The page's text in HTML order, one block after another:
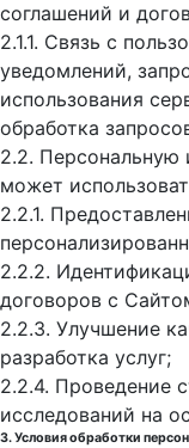
соглашений и
2.1.1. Связь с
уведомлений,
использования
обработка
2.2. Персональную
может
2.2.1.
2.2.2.
договоров с
2.2.3. Улучшение
разработка услуг;
2.2.4. Проведение
исследований на
3. Условия обработки